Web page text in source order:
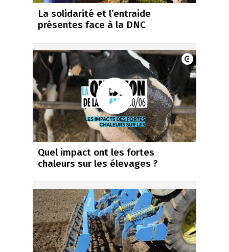
La solidarité et l’entraide
présentes face à la DNC
Quel impact ont les fortes
chaleurs sur les élevages ?